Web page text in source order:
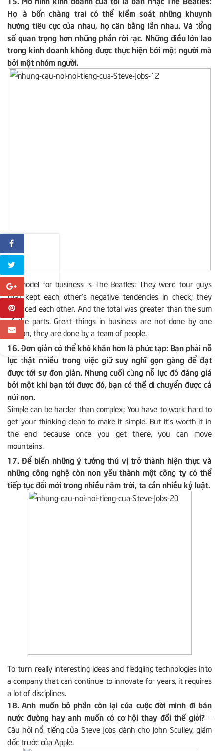
Họ là bốn chàng trai có thể kiểm soát những khuynh
hướng tiêu cực của nhau, họ cân bằng lẫn nhau. Và tổng
số quan trọng hơn những phần rời rạc. Những điều lớn lao
trong kinh doanh không được thực hiện bởi một người mà
bởi một nhóm người.
My model for business is The Beatles: They were four guys
that kept each other’s negative tendencies in check; they
balanced each other. And the total was greater than the sum
of the parts. Great things in business are not done by one
person, they are done by a team of people.
16. Đơn giản có thể khó khăn hơn là phức tạp: Bạn phải nỗ
lực thật nhiều trong việc giữ suy nghĩ gọn gàng để đạt
được tới sự đơn giản. Nhưng cuối cùng nỗ lực đó đáng giá
bởi một khi bạn tới được đó, bạn có thể di chuyển được cả
núi non.
Simple can be harder than complex: You have to work hard to
get your thinking clean to make it simple. But it’s worth it in
the end because once you get there, you can move
mountains.
17. Để biến những ý tưởng thú vị trở thành hiện thực và
những công nghệ còn non yếu thành một công ty có thể
tiếp tục đổi mới trong nhiều năm trời, ta cần nhiều kỷ luật.
To turn really interesting ideas and fledgling technologies into
a company that can continue to innovate for years, it requires
a lot of disciplines.
18. Anh muốn bỏ phần còn lại của cuộc đời mình đi bán
nước đường hay anh muốn có cơ hội thay đổi thế giới? –
Câu hỏi nổi tiếng của Steve Jobs dành cho John Sculley, giám
đốc trước của Apple.